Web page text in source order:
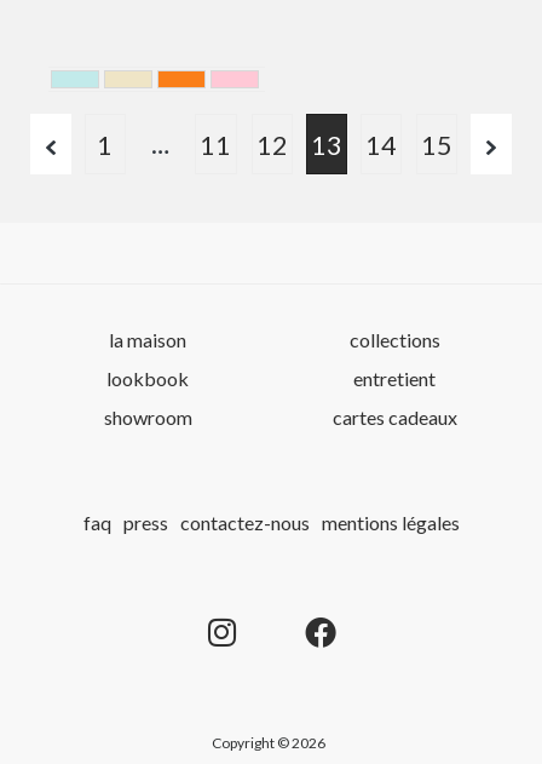
1 … 11 12 13 14 15
la maison
lookbook
showroom
collections
entretient
cartes cadeaux
faq press contactez-nous mentions légales
Copyright © 2026